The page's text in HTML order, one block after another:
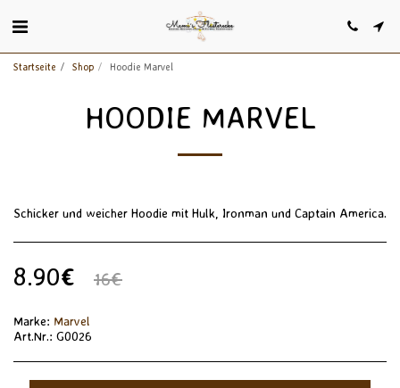
Startseite Shop Hoodie Marvel
HOODIE MARVEL
Schicker und weicher Hoodie mit Hulk, Ironman und Captain America.
8.90€ 16€
Marke: Marvel
Art.Nr.: G0026